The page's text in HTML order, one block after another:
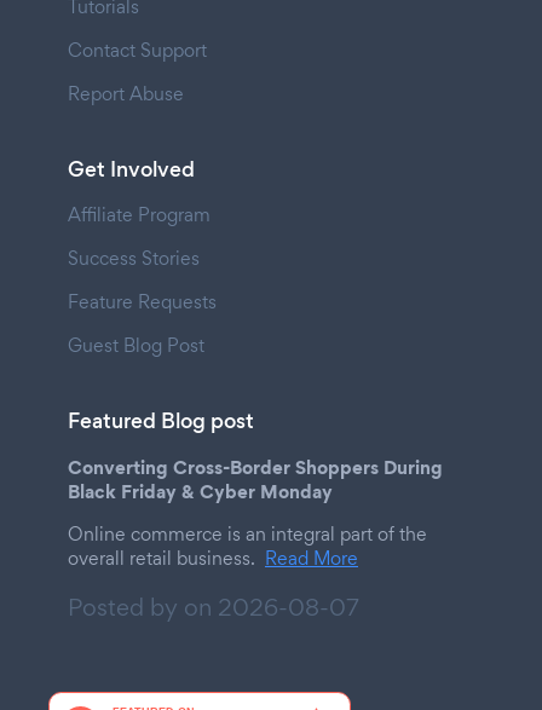
Tutorials
Contact Support
Report Abuse
Get Involved
Affiliate Program
Success Stories
Feature Requests
Guest Blog Post
Featured Blog post
Converting Cross-Border Shoppers During
Black Friday & Cyber Monday
Online commerce is an integral part of the
overall retail business. Read More
Posted by on 2026-08-07